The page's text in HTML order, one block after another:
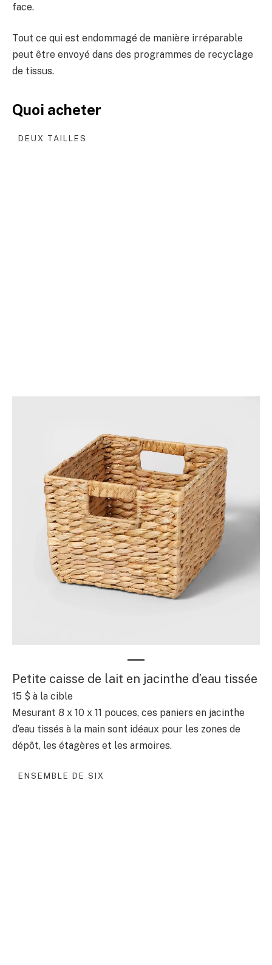
face.
Tout ce qui est endommagé de manière irréparable
peut être envoyé dans des programmes de recyclage
de tissus.
Quoi acheter
DEUX TAILLES
Petite caisse de lait en jacinthe d’eau tissée
15 $ à la cible
Mesurant 8 x 10 x 11 pouces, ces paniers en jacinthe
d’eau tissés à la main sont idéaux pour les zones de
dépôt, les étagères et les armoires.
ENSEMBLE DE SIX